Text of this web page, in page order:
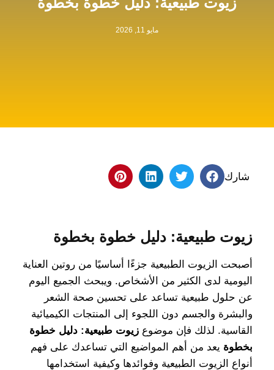
مايو 11, 2026
شارك
زيوت طبيعية: دليل خطوة بخطوة
أصبحت الزيوت الطبيعية جزءًا أساسيًا من روتين العناية
اليومية لدى الكثير من الأشخاص. ويبحث الجميع اليوم
عن حلول طبيعية تساعد على تحسين صحة الشعر
والبشرة والجسم دون اللجوء إلى المنتجات الكيميائية
القاسية. لذلك فإن موضوع زيوت طبيعية: دليل خطوة
بخطوة يعد من أهم المواضيع التي تساعدك على فهم
أنواع الزيوت الطبيعية وفوائدها وكيفية استخدامها